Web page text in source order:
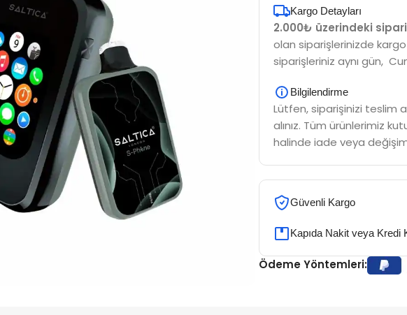
Kargo Detayları
2.000₺ üzerindeki
olan siparişlerinizde
siparişleriniz aynı gün,
Bilgilendirme
Lütfen, siparişinizi teslim
alınız. Tüm ürünlerimiz
halinde iade veya
Güvenli Kargo
Kapıda Nakit veya Kredi
Ödeme Yöntemleri: